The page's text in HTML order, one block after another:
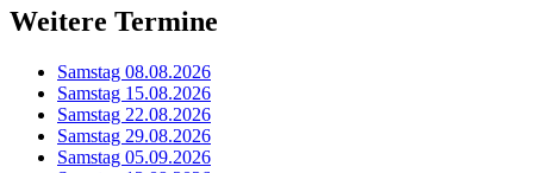
Weitere Termine
Samstag 08.08.2026
Samstag 15.08.2026
Samstag 22.08.2026
Samstag 29.08.2026
Samstag 05.09.2026